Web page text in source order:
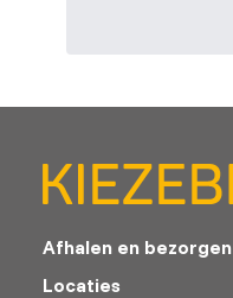
Afhalen en bezorgen
Locaties